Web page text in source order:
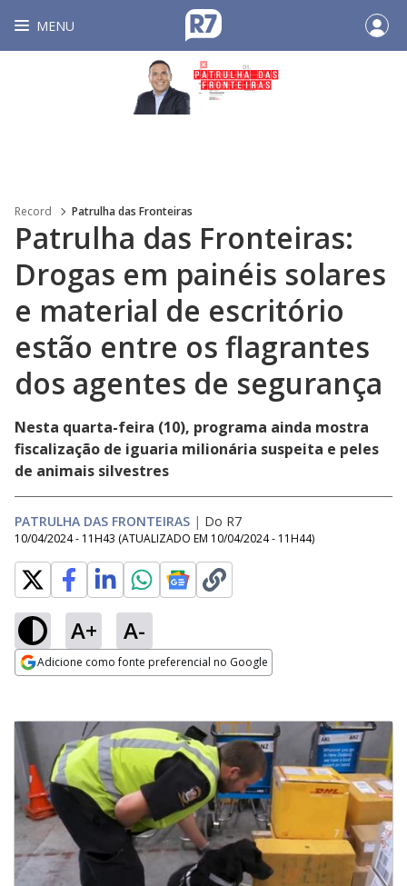
MENU
Record Patrulha das Fronteiras
Patrulha das Fronteiras:
Drogas em painéis solares
e material de escritório
estão entre os flagrantes
dos agentes de segurança
Nesta quarta-feira (10), programa ainda mostra
fiscalização de iguaria milionária suspeita e peles
de animais silvestres
PATRULHA DAS FRONTEIRAS | Do R7
10/04/2024 - 11H43 (ATUALIZADO EM 10/04/2024 - 11H44)
A+ A-
Adicione como fonte preferencial no Google